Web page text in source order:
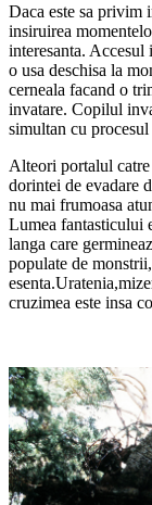
Daca este sa privim
insiruirea
interesanta. Accesul
o usa deschisa la
cerneala facand o
invatare. Copilul
simultan cu
Alteori portalul
dorintei de evadare
nu mai frumoasa
Lumea fantasticului
langa care
populate de
cruzimea este insa